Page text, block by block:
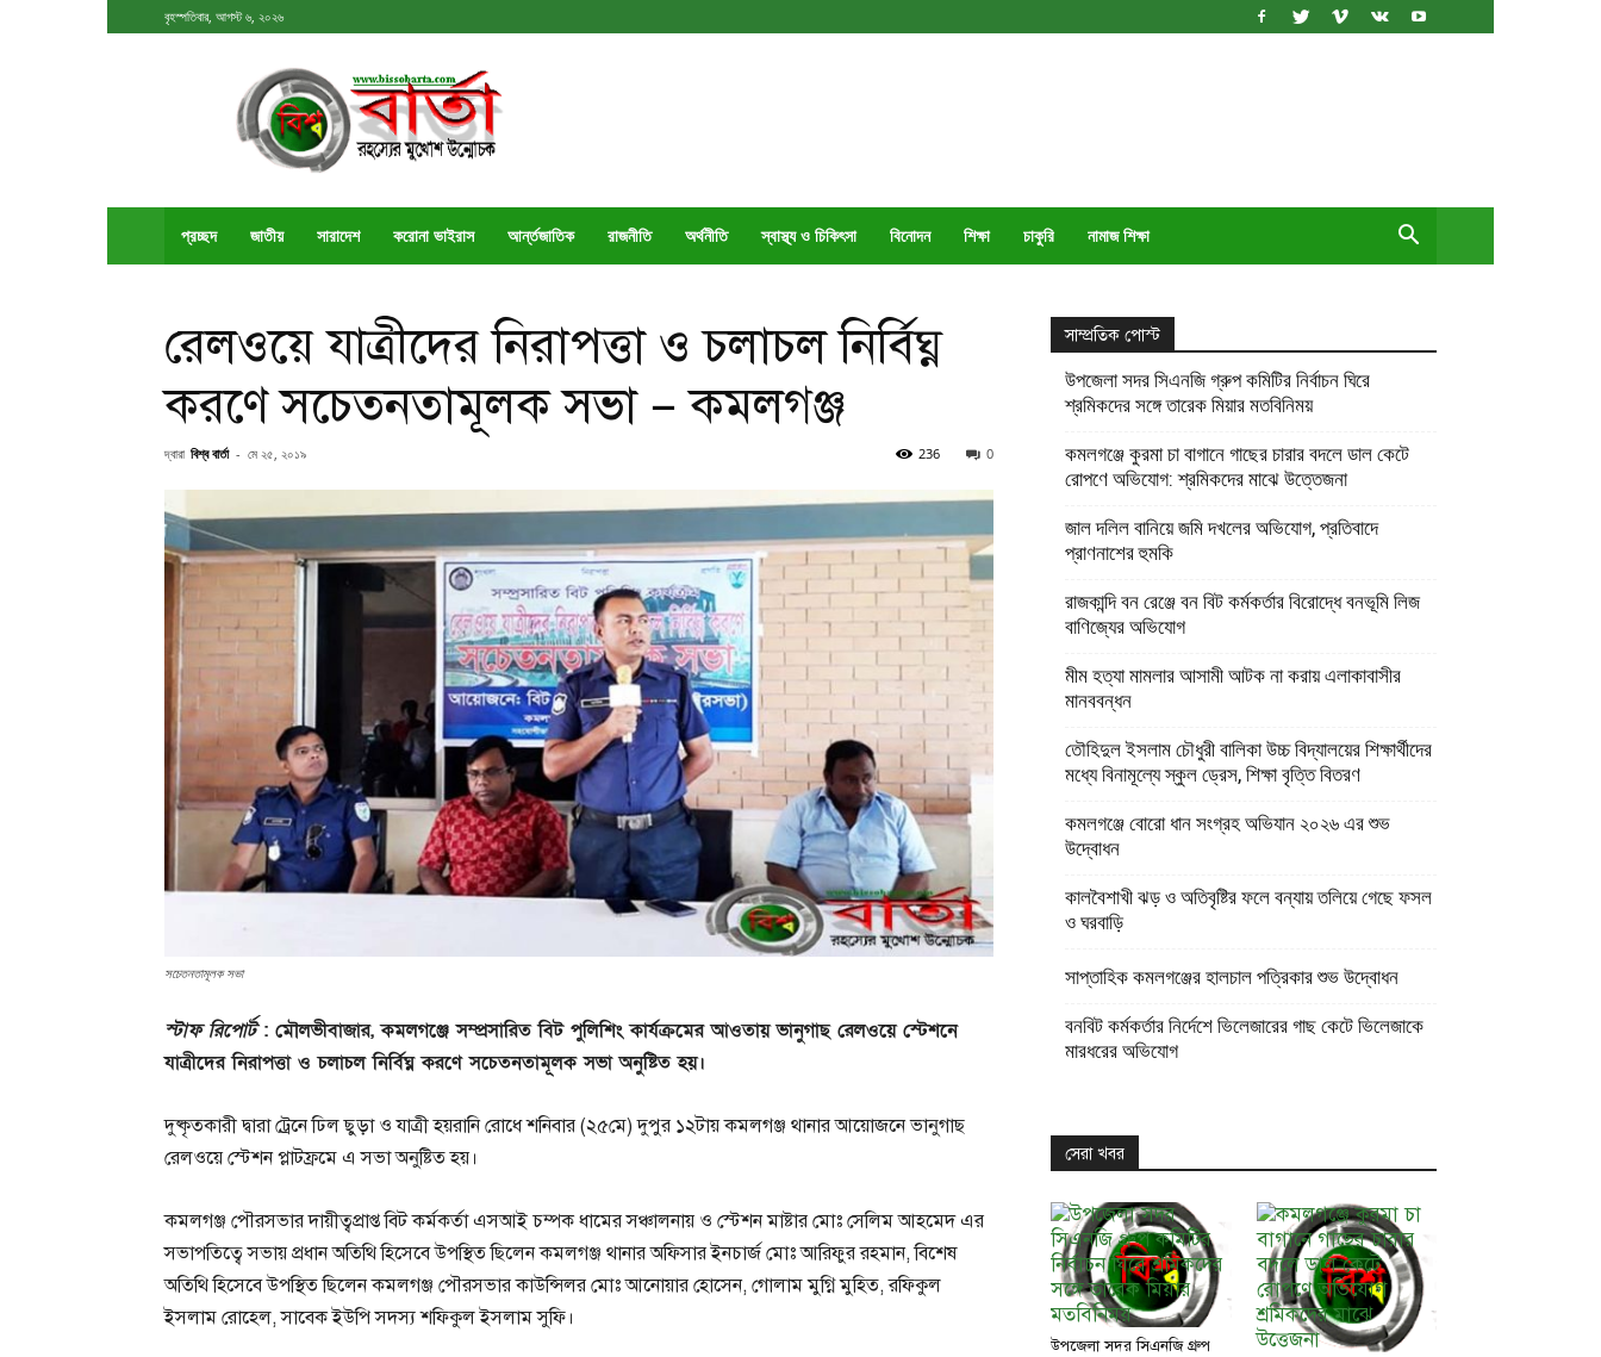
বৃহস্পতিবার, আগস্ট ৬, ২০২৬
বিশ্ববার্তা
প্রচ্ছদ জাতীয় সারাদেশ করোনা ভাইরাস আর্ন্তজাতিক রাজনীতি অর্থনীতি স্বাস্থ্য ও চিকিৎসা বিনোদন শিক্ষা চাকুরি নামাজ শিক্ষা
রেলওয়ে যাত্রীদের নিরাপত্তা ও চলাচল নির্বিঘ্ন
করণে সচেতনতামূলক সভা – কমলগঞ্জ
দ্বারা বিশ্ব বার্তা - মে ২৫, ২০১৯ 0
236
সচেতনতামূলক সভা
স্টাফ রিপোর্ট: মৌলভীবাজার, কমলগঞ্জে সম্প্রসারিত বিট পুলিশিং কার্যক্রমের আওতায় ভানুগাছ রেলওয়ে স্টেশনে
যাত্রীদের নিরাপত্তা ও চলাচল নির্বিঘ্ন করণে সচেতনতামূলক সভা অনুষ্টিত হয়।
দুষ্কৃতকারী দ্বারা ট্রেনে ঢিল ছুড়া ও যাত্রী হয়রানি রোধে শনিবার (২৫মে) দুপুর ১২টায় কমলগঞ্জ থানার আয়োজনে ভানুগাছ
রেলওয়ে স্টেশন প্লাটফ্রমে এ সভা অনুষ্টিত হয়।
কমলগঞ্জ পৌরসভার দায়ীত্বপ্রাপ্ত বিট কর্মকর্তা এসআই চম্পক ধামের সঞ্চালনায় ও স্টেশন মাষ্টার মোঃ সেলিম আহমেদ এর
সভাপতিত্বে সভায় প্রধান অতিথি হিসেবে উপস্থিত ছিলেন কমলগঞ্জ থানার অফিসার ইনচার্জ মোঃ আরিফুর রহমান, বিশেষ
অতিথি হিসেবে উপস্থিত ছিলেন কমলগঞ্জ পৌরসভার কাউন্সিলর মোঃ আনোয়ার হোসেন, গোলাম মুগ্নি মুহিত, রফিকুল
ইসলাম রোহেল, সাবেক ইউপি সদস্য শফিকুল ইসলাম সুফি।
সাম্প্রতিক পোস্ট
উপজেলা সদর সিএনজি গ্রুপ কমিটির নির্বাচন ঘিরে
শ্রমিকদের সঙ্গে তারেক মিয়ার মতবিনিময়
কমলগঞ্জে কুরমা চা বাগানে গাছের চারার বদলে ডাল কেটে
রোপণে অভিযোগ: শ্রমিকদের মাঝে উত্তেজনা
জাল দলিল বানিয়ে জমি দখলের অভিযোগ, প্রতিবাদে
প্রাণনাশের হুমকি
রাজকান্দি বন রেঞ্জে বন বিট কর্মকর্তার বিরোদ্ধে বনভূমি লিজ
বাণিজ্যের অভিযোগ
মীম হত্যা মামলার আসামী আটক না করায় এলাকাবাসীর
মানববন্ধন
তৌহিদুল ইসলাম চৌধুরী বালিকা উচ্চ বিদ্যালয়ের শিক্ষার্থীদের
মধ্যে বিনামূল্যে স্কুল ড্রেস, শিক্ষা বৃত্তি বিতরণ
কমলগঞ্জে বোরো ধান সংগ্রহ অভিযান ২০২৬ এর শুভ
উদ্বোধন
কালবৈশাখী ঝড় ও অতিবৃষ্টির ফলে বন্যায় তলিয়ে গেছে ফসল
ও ঘরবাড়ি
সাপ্তাহিক কমলগঞ্জের হালচাল পত্রিকার শুভ উদ্বোধন
বনবিট কর্মকর্তার নির্দেশে ভিলেজারের গাছ কেটে ভিলেজাকে
মারধরের অভিযোগ
সেরা খবর
উপজেলা সদর সিএনজি গ্রুপ